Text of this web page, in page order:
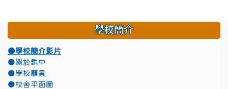
學校簡介
●學校簡介影片
●關於龜中
●學校願景
●校舍平面圖